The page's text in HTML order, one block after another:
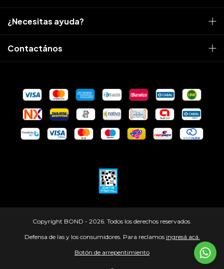
¿Necesitas ayuda?
Contactános
Copyright BOND - 2026. Todos los derechos reservados.
Defensa de las y los consumidores. Para reclamos ingresá acá.
Botón de arrepentimiento